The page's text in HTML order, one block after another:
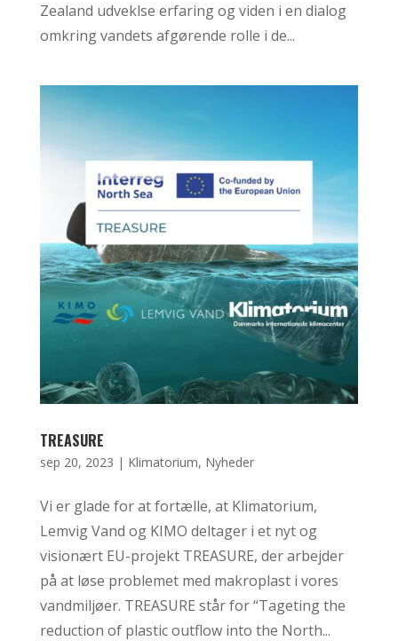
Zealand udveklse erfaring og viden i en dialog
omkring vandets afgørende rolle i de...
TREASURE
sep 20, 2023 | Klimatorium, Nyheder
Vi er glade for at fortælle, at Klimatorium,
Lemvig Vand og KIMO deltager i et nyt og
visionært EU-projekt TREASURE, der arbejder
på at løse problemet med makroplast i vores
vandmiljøer. TREASURE står for “Tageting the
reduction of plastic outflow into the North...